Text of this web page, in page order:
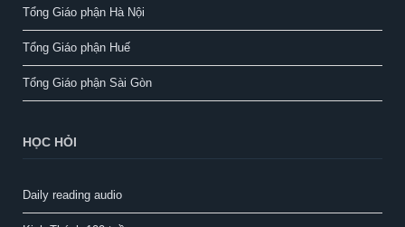
Tổng Giáo phận Hà Nội
Tổng Giáo phận Huế
Tổng Giáo phận Sài Gòn
HỌC HỎI
Daily reading audio